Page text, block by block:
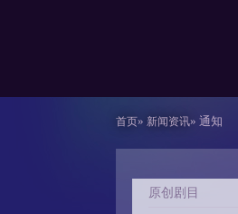
首页» 新闻资讯» 通知
原创剧目